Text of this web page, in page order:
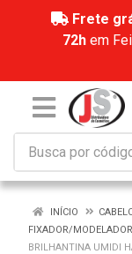
Frete
72hem
INÍCIO
FIXADOR/
BRILHANTINA UMIDI